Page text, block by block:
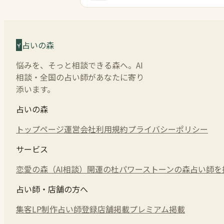
占いの森
悩みを、そっと相談できる森へ。AI
相談・全国の占い師があなたに寄り
添います。
占いの森
トップページ運営会社利用規約プライバシーポリシー
サービス
恋愛の森（AI相談） 開運の杜パワーストーンの森占い師
占い師・店舗の方へ
集客LP制作占い師登録店舗掲載プレミアム掲載